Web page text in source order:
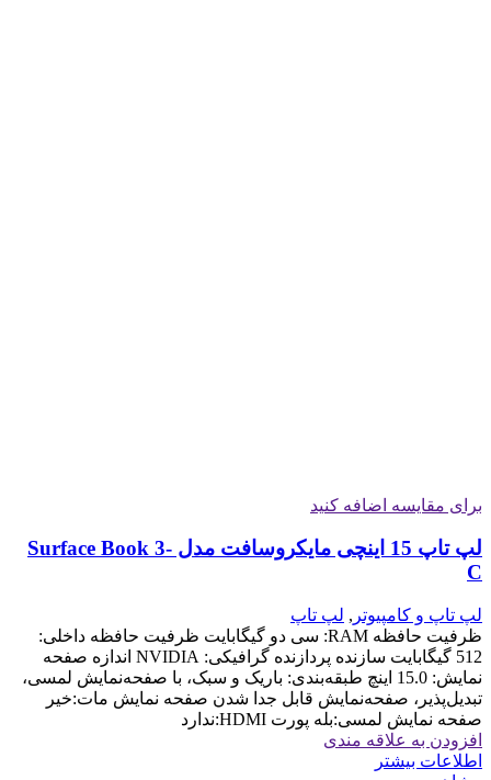
برای مقایسه اضافه کنید
لپ تاپ 15 اینچی مایکروسافت مدل Surface Book 3-
C
لپ تاپ و کامپیوتر , لپ تاپ
ظرفیت حافظه RAM: سی دو گیگابایت ظرفیت حافظه داخلی:
512 گیگابایت سازنده پردازنده گرافیکی: NVIDIA اندازه صفحه
نمایش: 15.0 اینچ طبقه‌بندی: باریک و سبک، با صفحه‌نمایش لمسی،
تبدیل‌پذیر، صفحه‌نمایش قابل جدا شدن صفحه نمایش مات:خیر
صفحه نمایش لمسی:بله پورت HDMI:ندارد
افزودن به علاقه مندی
اطلاعات بیشتر